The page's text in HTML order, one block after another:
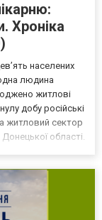
Хроніка
населених
людина
житлові
добу російські
житловий сектор
області.